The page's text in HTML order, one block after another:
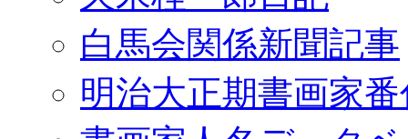
白馬会関係新聞記事
明治大正期書画家